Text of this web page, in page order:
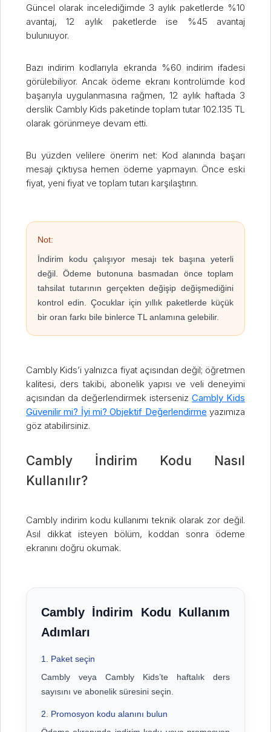
Güncel olarak incelediğimde 3 aylık paketlerde %10
avantaj, 12 aylık paketlerde ise %45 avantaj
bulunıuyor.
Bazı indirim kodlarıyla ekranda %60 indirim ifadesi
görülebiliyor. Ancak ödeme ekranı kontrolümde kod
başarıyla uygulanmasına rağmen, 12 aylık haftada 3
derslik Cambly Kids paketinde toplam tutar 102.135 TL
olarak görünmeye devam etti.
Bu yüzden velilere önerim net: Kod alanında başarı
mesajı çıktıysa hemen ödeme yapmayın. Önce eski
fiyat, yeni fiyat ve toplam tutarı karşılaştırın.
Not:
İndirim kodu çalışıyor mesajı tek başına yeterli
değil. Ödeme butonuna basmadan önce toplam
tahsilat tutarının gerçekten değişip değişmediğini
kontrol edin. Çocuklar için yıllık paketlerde küçük
bir oran farkı bile binlerce TL anlamına gelebilir.
Cambly Kids’i yalnızca fiyat açısından değil; öğretmen
kalitesi, ders takibi, abonelik yapısı ve veli deneyimi
açısından da değerlendirmek istersenizCambly Kids
Güvenilir mi? İyi mi? Objektif Değerlendirme yazımıza
göz atabilirsiniz.
Cambly İndirim Kodu Nasıl
Kullanılır?
Cambly indirim kodu kullanımı teknik olarak zor değil.
Asıl dikkat isteyen bölüm, koddan sonra ödeme
ekranını doğru okumak.
Cambly İndirim Kodu Kullanım
Adımları
1. Paket seçin
Cambly veya Cambly Kids’te haftalık ders
sayısını ve abonelik süresini seçin.
2. Promosyon kodu alanını bulun